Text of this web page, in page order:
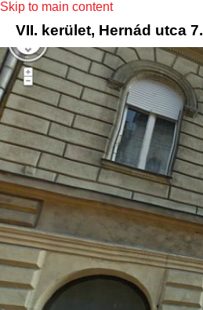
Skip to main content
VII. kerület, Hernád utca 7.